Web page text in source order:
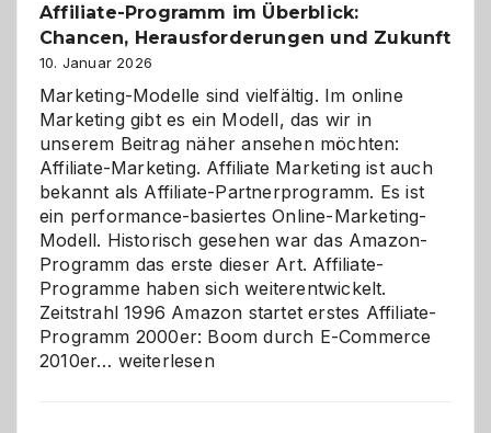
Affiliate-Programm im Überblick:
Chancen, Herausforderungen und Zukunft
10. Januar 2026
Marketing-Modelle sind vielfältig. Im online
Marketing gibt es ein Modell, das wir in
unserem Beitrag näher ansehen möchten:
Affiliate-Marketing. Affiliate Marketing ist auch
bekannt als Affiliate-Partnerprogramm. Es ist
ein performance-basiertes Online-Marketing-
Modell. Historisch gesehen war das Amazon-
Programm das erste dieser Art. Affiliate-
Programme haben sich weiterentwickelt.
Zeitstrahl 1996 Amazon startet erstes Affiliate-
Programm 2000er: Boom durch E-Commerce
2010er… Affiliate-
weiterlesen